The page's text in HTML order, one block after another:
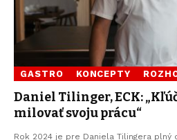
GASTRO KONCEPTY
Daniel Tilinger, ECK:
milovať svoju prácu“
Rok 2024 je pre Daniela Tilingera plný